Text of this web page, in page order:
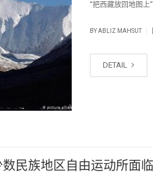
“把西藏放回地图
BYABLIZ MAHSUT
DETAIL
民族地区自由运动所面